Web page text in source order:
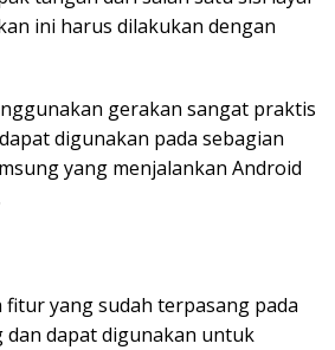
ini harus dilakukan dengan
gerakan sangat praktis
digunakan pada sebagian
yang menjalankan Android
fitur yang sudah terpasang pada
dan dapat digunakan untuk